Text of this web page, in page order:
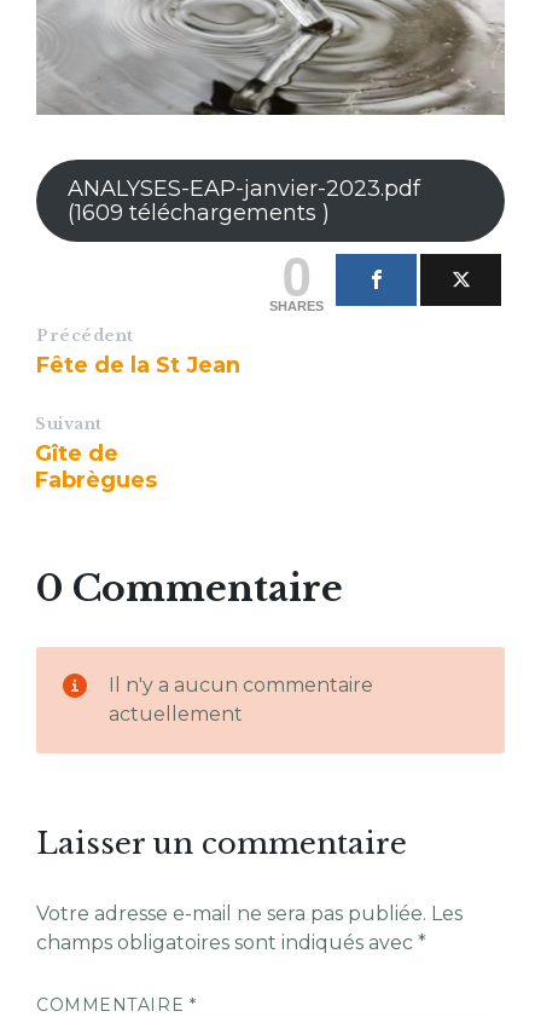
ANALYSES-EAP-janvier-2023.pdf
(1609 téléchargements )
0
SHARES
Précédent
Fête de la St Jean
Suivant
Gîte de
Fabrègues
0 Commentaire
Il n'y a aucun commentaire
actuellement
Laisser un commentaire
Votre adresse e-mail ne sera pas publiée. Les
champs obligatoires sont indiqués avec *
COMMENTAIRE *